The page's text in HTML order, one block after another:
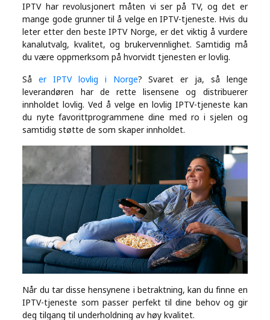
IPTV har revolusjonert måten vi ser på TV, og det er
mange gode grunner til å velge en IPTV-tjeneste. Hvis du
leter etter den beste IPTV Norge, er det viktig å vurdere
kanalutvalg, kvalitet, og brukervennlighet. Samtidig må
du være oppmerksom på hvorvidt tjenesten er lovlig.
Såer IPTV lovlig i Norge? Svaret er ja, så lenge
leverandøren har de rette lisensene og distribuerer
innholdet lovlig. Ved å velge en lovlig IPTV-tjeneste kan
du nyte favorittprogrammene dine med ro i sjelen og
samtidig støtte de som skaper innholdet.
Når du tar disse hensynene i betraktning, kan du finne en
IPTV-tjeneste som passer perfekt til dine behov og gir
deg tilgang til underholdning av høy kvalitet.